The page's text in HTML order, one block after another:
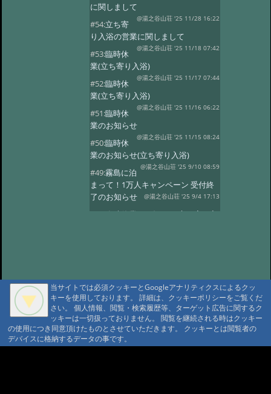
に関しまして
@湯之谷山荘 '25 11/28 16:22
#54:立ち寄
り入浴の営業に関しまして
@湯之谷山荘 '25 11/18 07:42
#53:臨時休
業(立ち寄り入浴)
@湯之谷山荘 '25 11/17 07:44
#52:臨時休
業(立ち寄り入浴)
@湯之谷山荘 '25 11/16 06:22
#51:臨時休
業のお知らせ
@湯之谷山荘 '25 11/15 08:24
#50:臨時休
業のお知らせ(立ち寄り入浴)
@湯之谷山荘 '25 9/10 08:59
#49:霧島に泊
まって！1万人キャンペーン 受付終
了のお知らせ
@湯之谷山荘 '25 9/4 17:13
#48:臨時休業のお知らせ(立ち寄り入
月は改修工事のため休業いたしま
す。
@湯之谷山荘 '25 3/11 17:46
#45:休館日のお知らせ(2月25日〜28
日)
@湯之谷山荘 '25 2/18 06:10
#44:臨時休業
当サイトでは必須クッキーとGoogleアナリティクスによるクッ
キーを使用しております。 詳細は、クッキーポリシーをご覧くだ
さい。 個人情報、閲覧・検索履歴等、ターゲット広告に関するク
ッキーは一切扱っておりません。 閲覧を継続される時はクッキー
の使用につき同意頂けたものとさせていただきます。 クッキーとは閲覧者の
デバイスに格納するデータの事です。